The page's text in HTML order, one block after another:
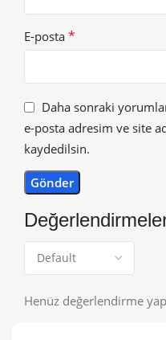
Henüz değerlendirme
E-posta *
Daha sonraki
e-posta adresim ve site
kaydedilsin.